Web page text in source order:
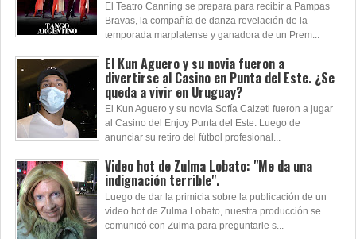
El Teatro Canning se prepara para recibir a Pampas
Bravas, la compañía de danza revelación de la
temporada marplatense y ganadora de un Prem...
El Kun Aguero y su novia fueron a
divertirse al Casino en Punta del Este. ¿Se
queda a vivir en Uruguay?
El Kun Aguero y su novia Sofía Calzeti fueron a jugar
al Casino del Enjoy Punta del Este. Luego de
anunciar su retiro del fútbol profesional...
Video hot de Zulma Lobato: "Me da una
indignación terrible".
Luego de dar la primicia sobre la publicación de un
video hot de Zulma Lobato, nuestra producción se
comunicó con Zulma para preguntarle s...